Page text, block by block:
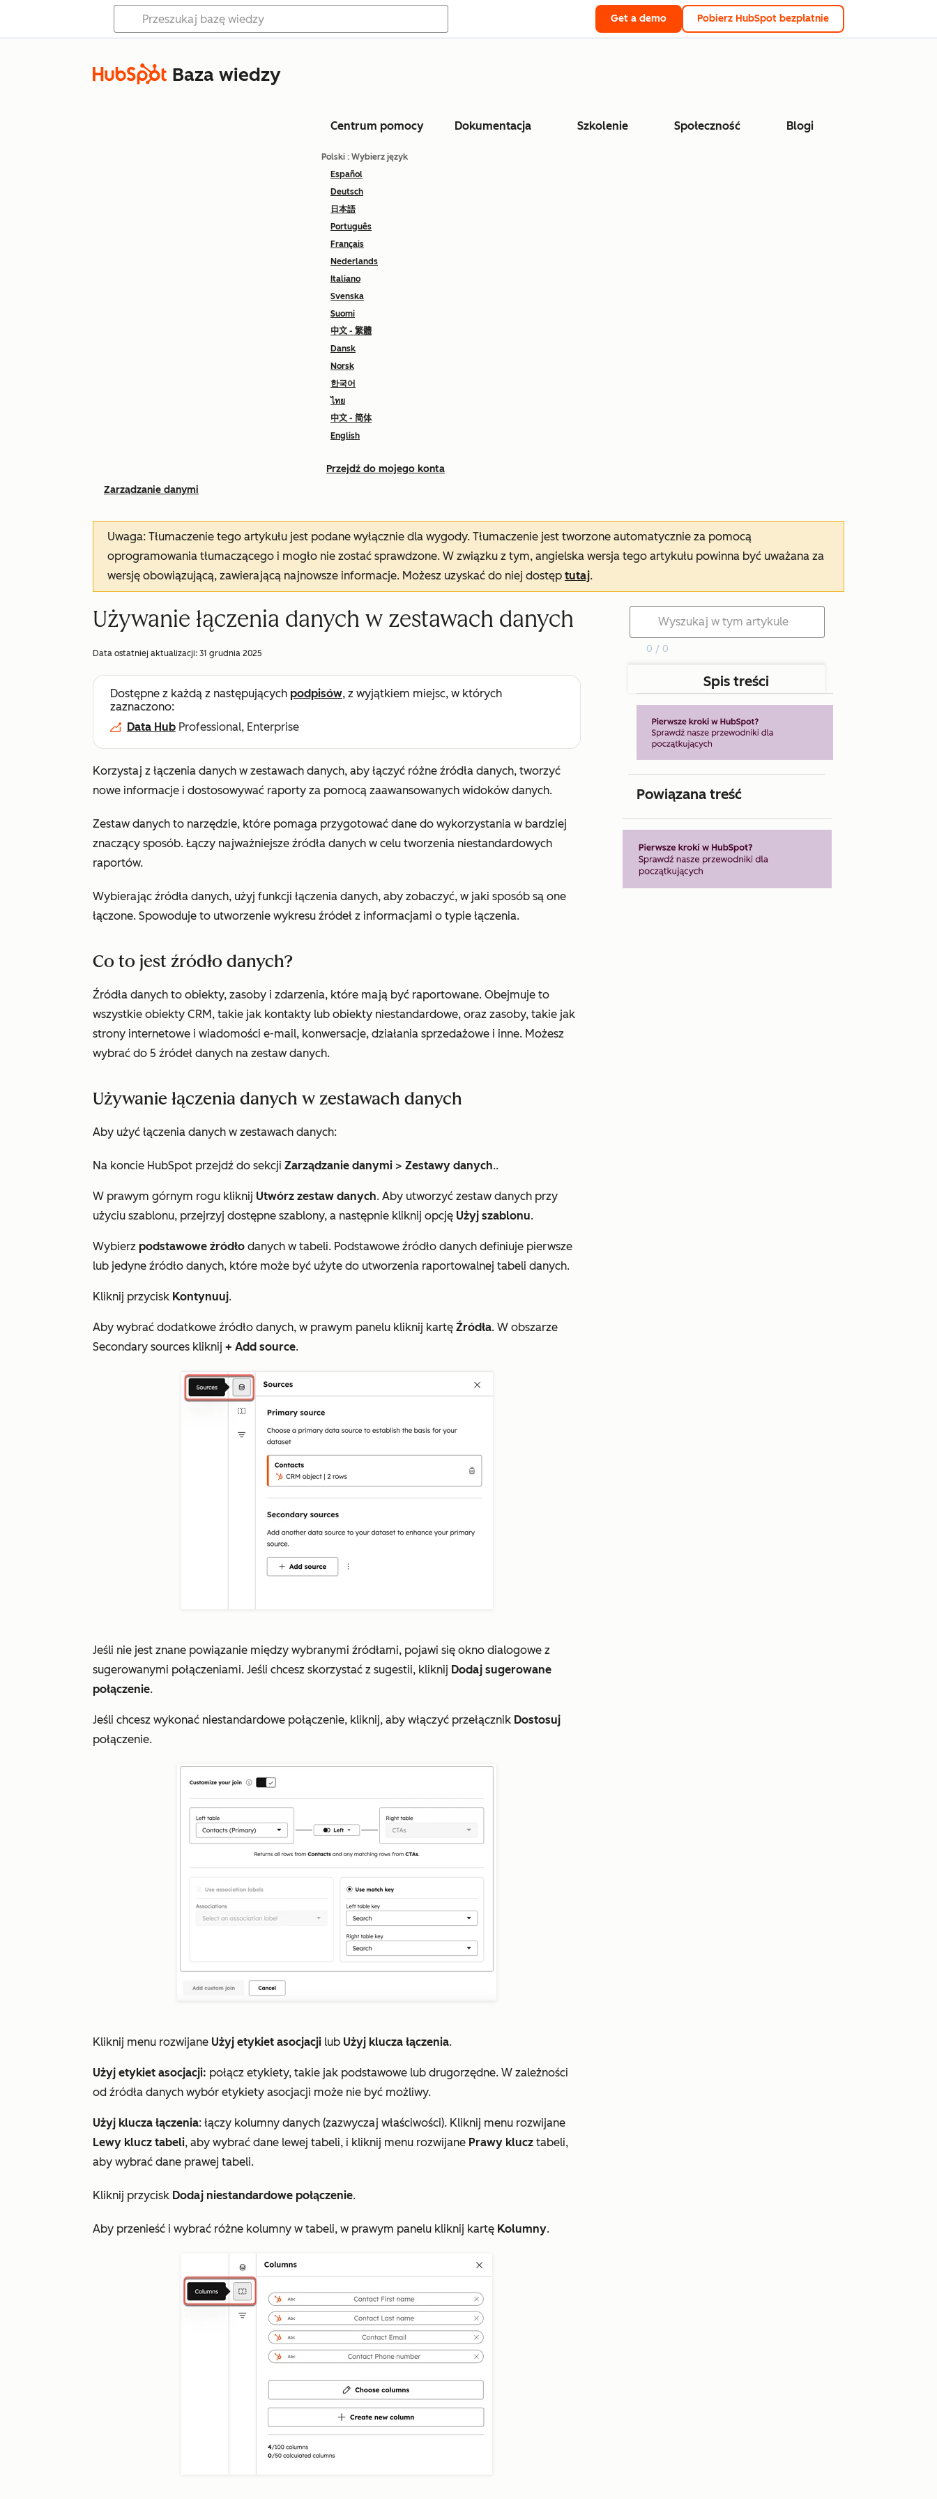
Get a demo Pobierz HubSpot bezpłatnie
Baza wiedzy
Centrum pomocy Dokumentacja Szkolenie Społeczność Blogi
Polski : Wybierz język
Español
Deutsch
日本語
Português
Français
Nederlands
Italiano
Svenska
Suomi
中文 - 繁體
Dansk
Norsk
한국어
ไทย
中文 - 简体
English
Przejdź do mojego konta
Zarządzanie danymi
Uwaga: Tłumaczenie tego artykułu jest podane wyłącznie dla wygody. Tłumaczenie jest tworzone automatycznie za pomocą
oprogramowania tłumaczącego i mogło nie zostać sprawdzone. W związku z tym, angielska wersja tego artykułu powinna być uważana za
wersję obowiązującą, zawierającą najnowsze informacje. Możesz uzyskać do niej dostęp tutaj.
Używanie łączenia danych w zestawach danych
Data ostatniej aktualizacji: 31 grudnia 2025
Dostępne z każdą z następujących podpisów, z wyjątkiem miejsc, w których
zaznaczono:
Data Hub Professional, Enterprise
Korzystaj z łączenia danych w zestawach danych, aby łączyć różne źródła danych, tworzyć
nowe informacje i dostosowywać raporty za pomocą zaawansowanych widoków danych.
Zestaw danych to narzędzie, które pomaga przygotować dane do wykorzystania w bardziej
znaczący sposób. Łączy najważniejsze źródła danych w celu tworzenia niestandardowych
raportów.
Wybierając źródła danych, użyj funkcji łączenia danych, aby zobaczyć, w jaki sposób są one
łączone. Spowoduje to utworzenie wykresu źródeł z informacjami o typie łączenia.
Co to jest źródło danych?
Źródła danych to obiekty, zasoby i zdarzenia, które mają być raportowane. Obejmuje to
wszystkie obiekty CRM, takie jak kontakty lub obiekty niestandardowe, oraz zasoby, takie jak
strony internetowe i wiadomości e-mail, konwersacje, działania sprzedażowe i inne. Możesz
wybrać do 5 źródeł danych na zestaw danych.
Używanie łączenia danych w zestawach danych
Aby użyć łączenia danych w zestawach danych:
Na koncie HubSpot przejdź do sekcji Zarządzanie danymi > Zestawy danych..
W prawym górnym rogu kliknij Utwórz zestaw danych. Aby utworzyć zestaw danych przy
użyciu szablonu, przejrzyj dostępne szablony, a następnie kliknij opcję Użyj szablonu.
Wybierz podstawowe źródło danych w tabeli. Podstawowe źródło danych definiuje pierwsze
lub jedyne źródło danych, które może być użyte do utworzenia raportowalnej tabeli danych.
Kliknij przycisk Kontynuuj.
Aby wybrać dodatkowe źródło danych, w prawym panelu kliknij kartę Źródła. W obszarze
Secondary sources kliknij + Add source.
Jeśli nie jest znane powiązanie między wybranymi źródłami, pojawi się okno dialogowe z
sugerowanymi połączeniami. Jeśli chcesz skorzystać z sugestii, kliknij Dodaj sugerowane
połączenie.
Jeśli chcesz wykonać niestandardowe połączenie, kliknij, aby włączyć przełącznik Dostosuj
połączenie.
Kliknij menu rozwijane Użyj etykiet asocjacji lub Użyj klucza łączenia.
Użyj etykiet asocjacji: połącz etykiety, takie jak podstawowe lub drugorzędne. W zależności
od źródła danych wybór etykiety asocjacji może nie być możliwy.
Użyj klucza łączenia: łączy kolumny danych (zazwyczaj właściwości). Kliknij menu rozwijane
Lewy klucz tabeli, aby wybrać dane lewej tabeli, i kliknij menu rozwijane Prawy klucz tabeli,
aby wybrać dane prawej tabeli.
Kliknij przycisk Dodaj niestandardowe połączenie.
Aby przenieść i wybrać różne kolumny w tabeli, w prawym panelu kliknij kartę Kolumny.
0 / 0
Spis treści
Powiązana treść